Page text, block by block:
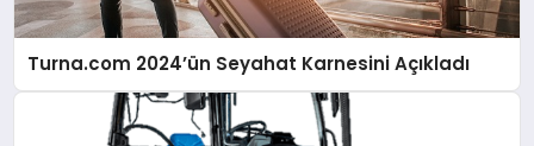
Turna.com 2024’ün Seyahat Karnesini Açıkladı